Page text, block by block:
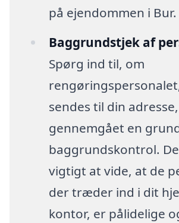
på ejendommen i Bur.
Baggrundstjek af
Spørg ind til, om
sendes til din
gennemgået en
baggrundskontrol.
vigtigt at vide, at de
der træder ind i dit
kontor, er pålidelige